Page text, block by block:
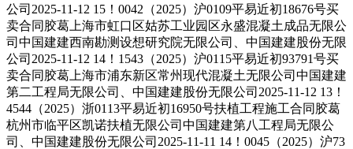
公司2025-11-12 15！0042（2025）沪0109平易近初18676号买
卖合同胶葛上海市虹口区姑苏工业园区永盛混凝土成品无限公
司中国建建西南勘测设想研究院无限公司、中国建建股份无限
公司2025-11-12 14！1543（2025）沪0115平易近初93791号买
卖合同胶葛上海市浦东新区常州现代混凝土无限公司中国建建
第二工程局无限公司、中国建建股份无限公司2025-11-12 13！
4544（2025）浙0113平易近初16950号扶植工程施工合同胶葛
杭州市临平区凯诺扶植无限公司中国建建第八工程局无限公
司、中国建建股份无限公司2025-11-11 14！0045（2025）沪73